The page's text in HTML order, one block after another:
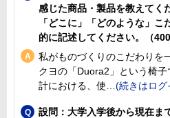
感じた商品・製品を教えてく
「どこに」「どのような」
的に記述してください。（400
私がものづくりのこだわりを
クヨの「Duora2」という椅
計における、使
設問：大学入学後から現在ま